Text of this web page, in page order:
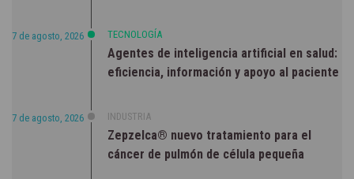
7 de agosto, 2026 TECNOLOGÍA
Agentes de inteligencia artificial en salud:
eficiencia, información y apoyo al paciente
7 de agosto, 2026 INDUSTRIA
Zepzelca® nuevo tratamiento para el
cáncer de pulmón de célula pequeña